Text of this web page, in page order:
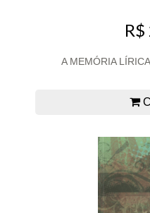
A MEMÓRIA